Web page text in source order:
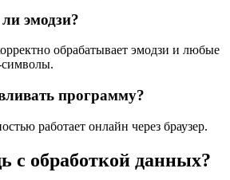
эмодзи?
обрабатывает эмодзи и любые
программу?
работает онлайн через браузер.
с обработкой данных?